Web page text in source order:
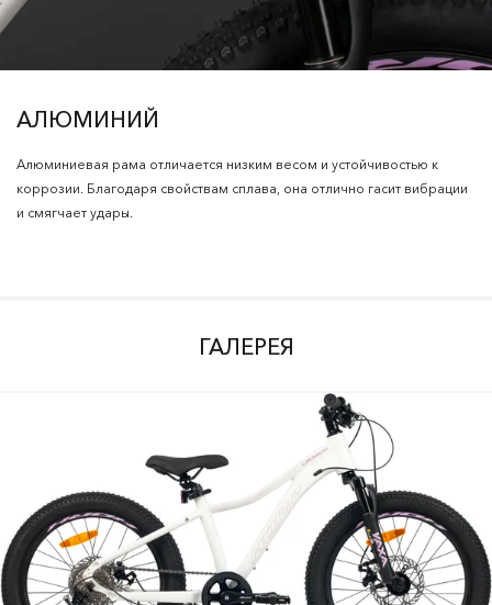
АЛЮМИНИЙ
Алюминиевая рама отличается низким весом и устойчивостью к
коррозии. Благодаря свойствам сплава, она отлично гасит вибрации
и смягчает удары.
ГАЛЕРЕЯ